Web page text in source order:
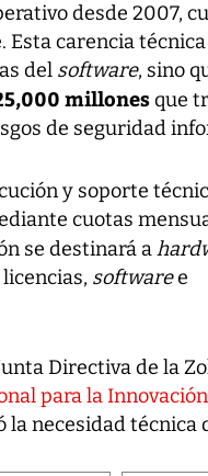
desde 2007,
carencia
del software, sino
millonesque
de seguridad
y soporte
cuotas
se destinará a
softwaree
Directiva de la
para la Innovación
la necesidad técnica